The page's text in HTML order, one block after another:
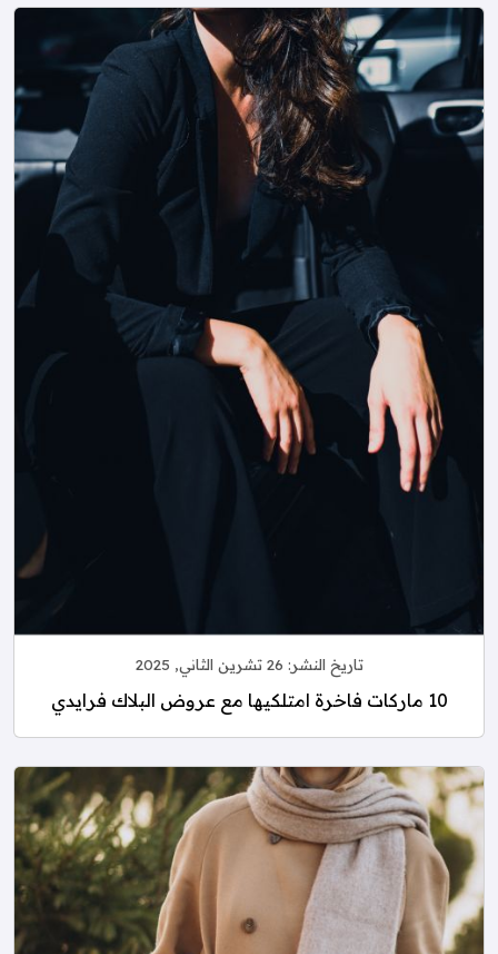
تاريخ النشر: 26 تشرين الثاني, 2025
10 ماركات فاخرة امتلكيها مع عروض البلاك فرايدي